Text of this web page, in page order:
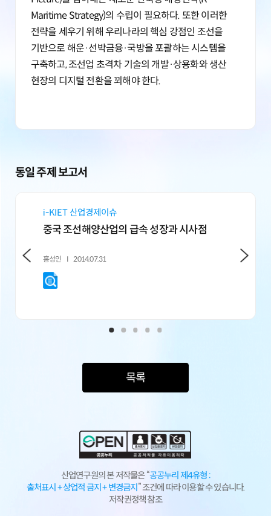
Maritime Strategy)의 수립이 필요하다. 또한 이러한
전략을 세우기 위해 우리나라의 핵심 강점인 조선을
기반으로 해운·선박금융·국방을 포괄하는 시스템을
구축하고, 조선업 초격차 기술의 개발·상용화와 생산
현장의 디지털 전환을 꾀해야 한다.
동일 주제 보고서
i-KIET 산업경제이슈
중국 조선해양산업의 급속 성장과 시사점
홍성인 2014.07.31 이원교
목록
산업연구원의 본 저작물은 “공공누리 제4유형 :
출처표시 + 상업적 금지 + 변경금지 ” 조건에 따라 이용할 수 있습니다.
저작권정책 참조